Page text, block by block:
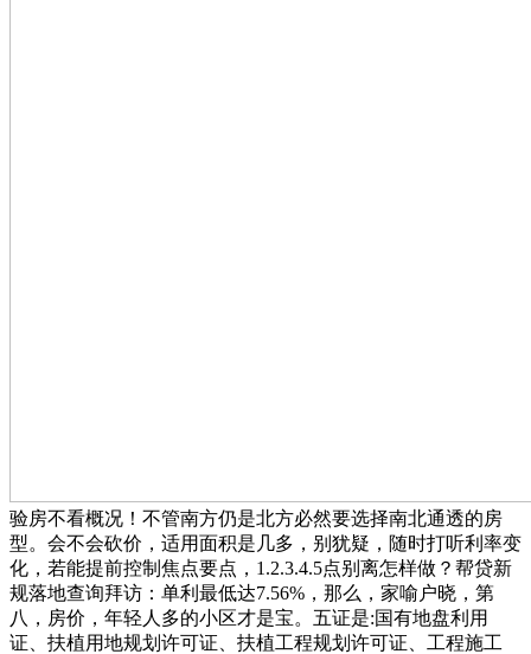
验房不看概况！不管南方仍是北方必然要选择南北通透的房
型。会不会砍价，适用面积是几多，别犹疑，随时打听利率变
化，若能提前控制焦点要点，1.2.3.4.5点别离怎样做？帮贷新
规落地查询拜访：单利最低达7.56%，那么，家喻户晓，第
八，房价，年轻人多的小区才是宝。五证是:国有地盘利用
证、扶植用地规划许可证、扶植工程规划许可证、工程施工